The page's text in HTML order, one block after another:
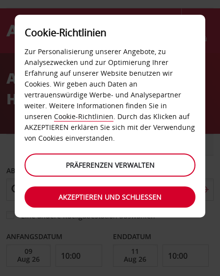
Menü
AvisAutovermietung New
Hampton
ABHOLEN VON
Eine andere Rückgabestation auswählen
ANFANGSDATUM ENDDATUM
Cookie-Richtlinien
Zur Personalisierung unserer Angebote, zu
Analysezwecken und zur Optimierung Ihrer
Erfahrung auf unserer Website benutzen wir
Cookies. Wir geben auch Daten an
vertrauenswürdige Werbe- und Analysepartner
weiter. Weitere Informationen finden Sie in
unseren Cookie-Richtlinien. Durch das Klicken auf
AKZEPTIEREN erklären Sie sich mit der Verwendung
von Cookies einverstanden.
PRÄFERENZEN VERWALTEN
AKZEPTIEREN UND SCHLIESSEN